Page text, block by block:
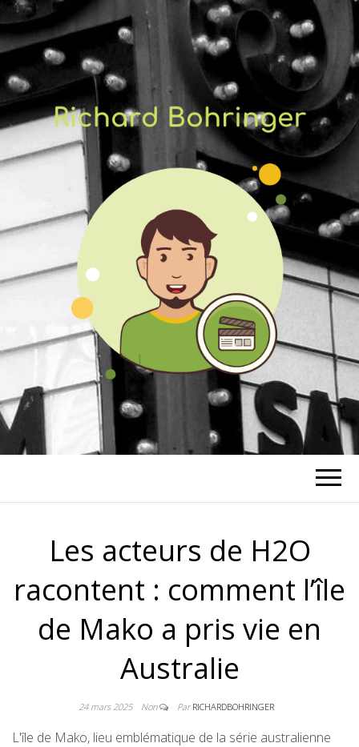
RICHARD
BOHRINGER
Les acteurs de H2O
racontent : comment l’île
de Mako a pris vie en
Australie
24 mars 2025 Non ParRICHARDBOHRINGER
L'île de Mako, lieu emblématique de la série australienne